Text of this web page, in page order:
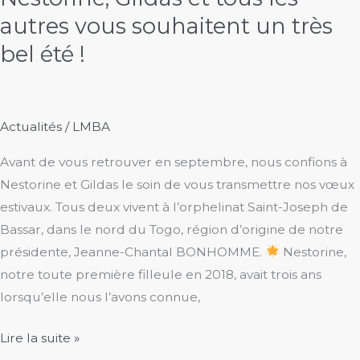
autres vous souhaitent un très
bel été !
Actualités / LMBA
Avant de vous retrouver en septembre, nous confions à
Nestorine et Gildas le soin de vous transmettre nos vœux
estivaux. Tous deux vivent à l’orphelinat Saint-Joseph de
Bassar, dans le nord du Togo, région d’origine de notre
présidente, Jeanne-Chantal BONHOMME.
Nestorine,
notre toute première filleule en 2018, avait trois ans
lorsqu’elle nous l’avons connue,
Nestorine,
Lire la suite »